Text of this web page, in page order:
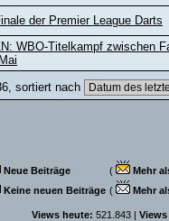
der Premier League Darts
WBO-Titelkampf zwischen
sortiert nach
Neue Beiträge (
Mehr
Keine neuen Beiträge ( Mehr
Views heute: 521.843 |